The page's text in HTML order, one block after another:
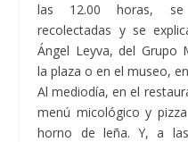
las 12.00 horas, se
recolectadas y se
Ángel Leyva, del Grupo
la plaza o en el museo,
Al mediodía, en el
menú micológico y
horno de leña. Y, a